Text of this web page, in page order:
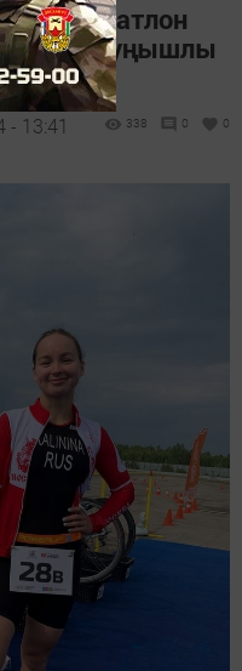
триатлон
уңышлы
- 13:41 338 0 0